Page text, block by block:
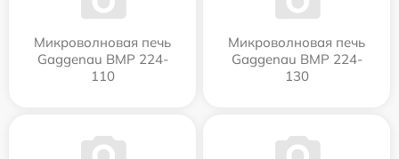
Микроволновая печь
Gaggenau BMP 224-
110
Микроволновая печь
Gaggenau BMP 224-
130